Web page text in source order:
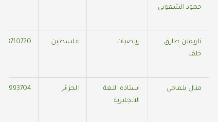
حمود الشعوبي
ناريمان طارق
خلف
رياضيات فلسطين
منال بلماحي
استاذة اللغة
الانجليزية
الجزائر